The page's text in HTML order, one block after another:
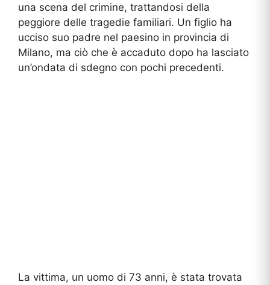
una scena del crimine, trattandosi della
peggiore delle tragedie familiari. Un figlio ha
ucciso suo padre nel paesino in provincia di
Milano, ma ciò che è accaduto dopo ha lasciato
un’ondata di sdegno con pochi precedenti.
La vittima, un uomo di 73 anni, è stata trovata